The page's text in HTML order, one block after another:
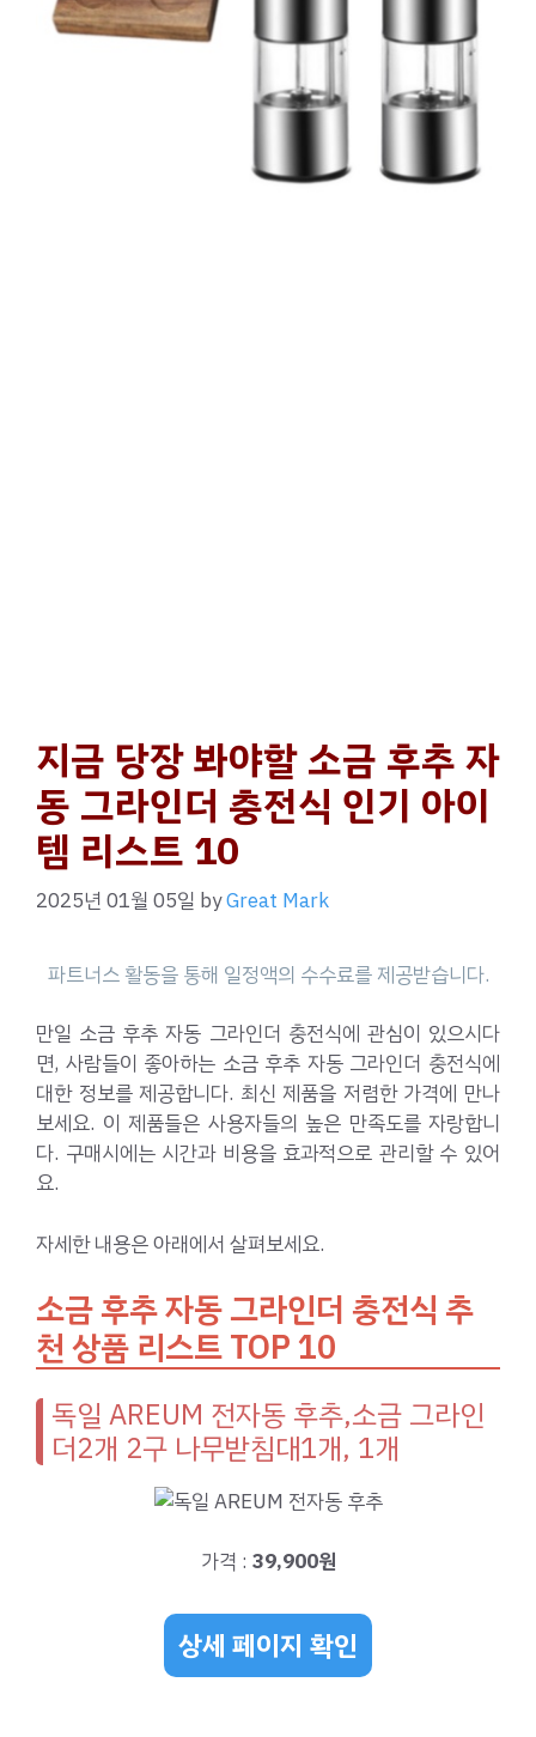
지금 당장 봐야할 소금 후추 자
동 그라인더 충전식 인기 아이
템 리스트 10
2025년 01월 05일 byGreat Mark
만일 소금 후추 자동 그라인더 충전식에 관심이 있으시다
면, 사람들이 좋아하는 소금 후추 자동 그라인더 충전식에
대한 정보를 제공합니다. 최신 제품을 저렴한 가격에 만나
보세요. 이 제품들은 사용자들의 높은 만족도를 자랑합니
다. 구매시에는 시간과 비용을 효과적으로 관리할 수 있어
요.
자세한 내용은 아래에서 살펴보세요.
소금 후추 자동 그라인더 충전식 추
천 상품 리스트 TOP 10
독일 AREUM 전자동 후추,소금 그라인
더2개 2구 나무받침대1개, 1개
가격 : 39,900원
상세 페이지 확인